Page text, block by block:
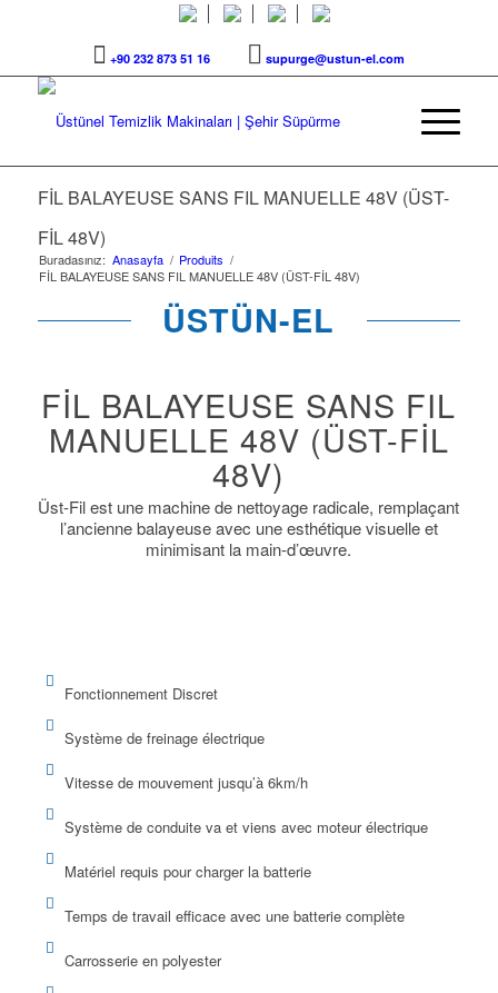
+90 232 873 51 16 supurge@ustun-el.com
FİL BALAYEUSE SANS FIL MANUELLE 48V (ÜST-
FİL 48V)
Buradasınız: Anasayfa / Produits /
FİL BALAYEUSE SANS FIL MANUELLE 48V (ÜST-FİL 48V)
ÜSTÜN-EL
FİL BALAYEUSE SANS FIL
MANUELLE 48V (ÜST-FİL
48V)
Üst-Fil est une machine de nettoyage radicale, remplaçant
l’ancienne balayeuse avec une esthétique visuelle et
minimisant la main-d’œuvre.
Fonctionnement Discret
Système de freinage électrique
Vitesse de mouvement jusqu’à 6km/h
Système de conduite va et viens avec moteur électrique
Matériel requis pour charger la batterie
Temps de travail efficace avec une batterie complète
Carrosserie en polyester